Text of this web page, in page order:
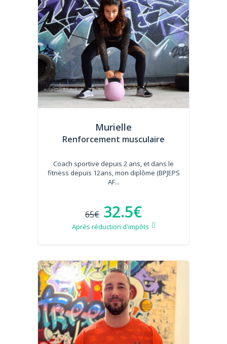
Murielle
Renforcement musculaire
Coach sportive depuis 2 ans, et dans le
fitness depuis 12ans, mon diplôme (BPJEPS
AF...
65€ 32.5€
Après réduction d'impôts